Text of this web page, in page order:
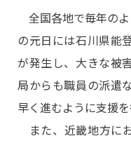
全国各地で毎年の
の元日には石川県能
が発生し、大きな被
局からも職員の派遣
早く進むように支援を
また、近畿地方に